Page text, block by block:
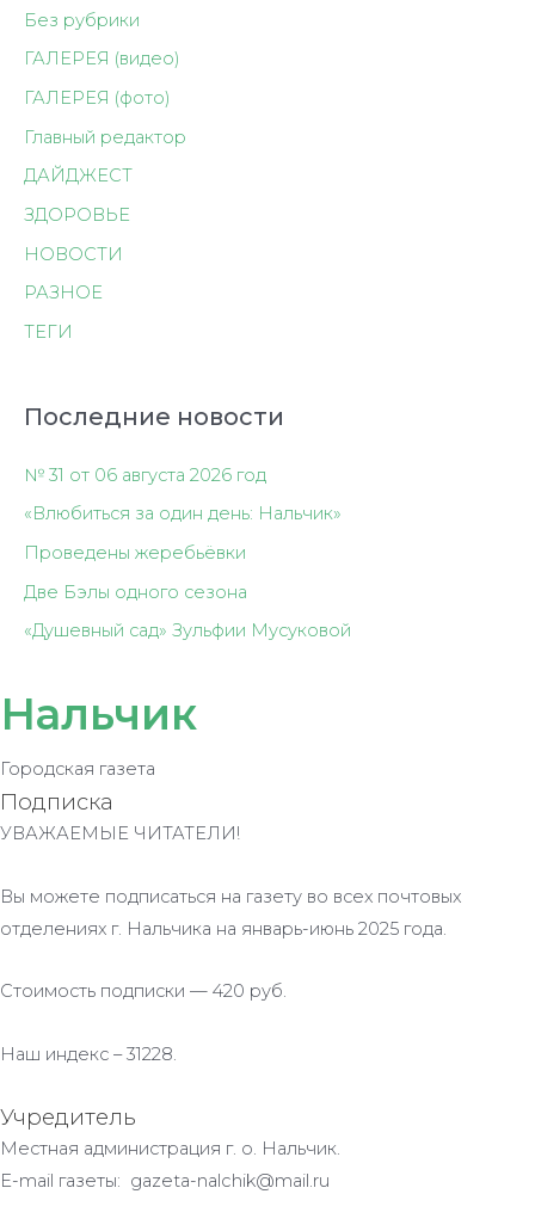
Без рубрики
ГАЛЕРЕЯ (видео)
ГАЛЕРЕЯ (фото)
Главный редактор
ДАЙДЖЕСТ
ЗДОРОВЬЕ
НОВОСТИ
РАЗНОЕ
ТЕГИ
Последние новости
№ 31 от 06 августа 2026 год
«Влюбиться за один день: Нальчик»
Проведены жеребьёвки
Две Бэлы одного сезона
«Душевный сад» Зульфии Мусуковой
Нальчик
Городская газета
Подписка
УВАЖАЕМЫЕ ЧИТАТЕЛИ!
Вы можете подписаться на газету во всех почтовых
отделениях г. Нальчика на январь-июнь 2025 года.
Стоимость подписки — 420 руб.
Наш индекс – 31228.
Учредитель
Местная администрация г. о. Нальчик.
E-mail газеты: gazeta-nalchik@mail.ru